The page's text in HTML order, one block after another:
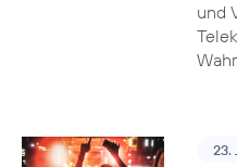
und
23.